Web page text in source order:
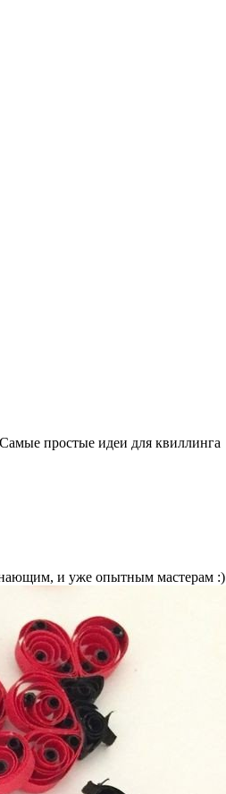
Самые простые идеи для квиллинга
и уже опытным мастерам :)